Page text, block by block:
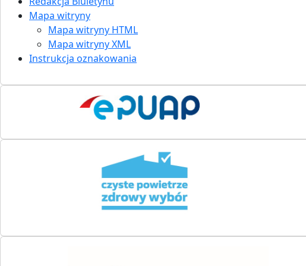
Mapa witryny
Mapa witryny HTML
Mapa witryny XML
Instrukcja oznakowania